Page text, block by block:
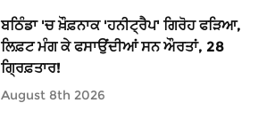
ਬਠਿੰਡਾ 'ਚ ਖ਼ੌਫ਼ਨਾਕ 'ਹਨੀਟ੍ਰੈਪ' ਗਿਰੋਹ ਫੜਿਆ,
ਲਿਫ਼ਟ ਮੰਗ ਕੇ ਫਸਾਉਂਦੀਆਂ ਸਨ ਔਰਤਾਂ, 28
ਗ੍ਰਿਫ਼ਤਾਰ!
August 8th 2026